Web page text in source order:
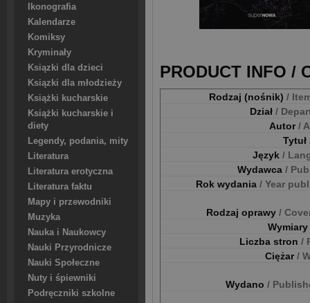
Ikonografia
Kalendarze
Komiksy
Kryminały
Ksiązki dla dzieci
Ksiązki dla młodzieży
Książki kucharskie
Książki kucharskie i
diety
Legendy, podania, mity
Literatura
Literatura erotyczna
Literatura faktu
Mapy i przewodniki
Muzyka
Nauka i Naukowcy
Nauki Przyrodnicze
Nauki Społeczne
Nuty i śpiewniki
Podręczniki szkolne
PRODUCT INFO /
Rodzaj (nośnik) /
Dział /
Autor/
Tytuł
Język /
Wydawca /
Rok wydania / Year
Rodzaj oprawy /
Wymiary
Liczba stron /
Ciężar/
Wydano /